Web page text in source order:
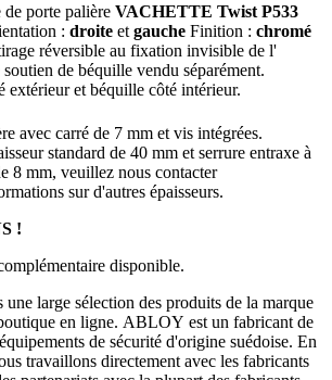
de porte palière VACHETTE Twist P533
: droite et gauche Finition : chromé
réversible au fixation invisible de l'
de béquille vendu séparément.
extérieur et béquille côté intérieur.
avec carré de 7 mm et vis intégrées.
standard de 40 mm et serrure entraxe à
8 mm, veuillez nous contacter
sur d'autres épaisseurs.
!
disponible.
large sélection des produits de la marque
en ligne. ABLOY est un fabricant de
de sécurité d'origine suédoise. En
travaillons directement avec les fabricants